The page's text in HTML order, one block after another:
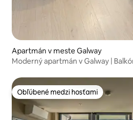
Apartmán v meste Galway
Moderný apartmán v Galway |
Obľúbené medzi hosťami
Obľúbené medzi hosťami